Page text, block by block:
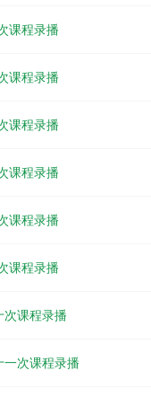
课程录播
课程录播
课程录播
课程录播
课程录播
课程录播
课程录播
次课程录播